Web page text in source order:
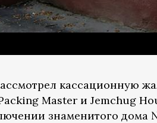
кассационную
Master и Jemchug
знаменитого дома